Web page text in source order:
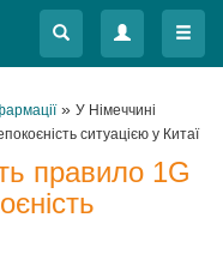
Меню
Меню
» У Німеччині
ситуацією у Китаї
правило 1G